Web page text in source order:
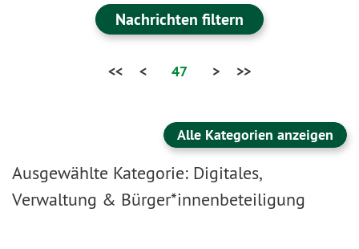
Nachrichten filtern
<< < 47 > >>
Alle Kategorien anzeigen
Ausgewählte Kategorie: Digitales,
Verwaltung & Bürger*innenbeteiligung